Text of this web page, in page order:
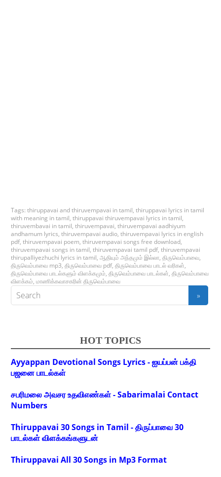
Tags:thiruppavai and thiruvempavai in tamil,thiruppavai lyrics in tamil
with meaning in tamil,thiruppavai thiruvempavai lyrics in tamil,
thiruvembavai in tamil,thiruvempavai,thiruvempavai aadhiyum
andhamum lyrics,thiruvempavai audio,thiruvempavai lyrics in english
pdf,thiruvempavai poem,thiruvempavai songs free download,
thiruvempavai songs in tamil,thiruvempavai tamil pdf,thiruvempavai
thirupalliyezhuchi lyrics in tamil,ஆதியும் அந்தமும் இல்லா,திருவெம்பாவை,
திருவெம்பாவை mp3,திருவெம்பாவை pdf,திருவெம்பாவை பாடல் வரிகள்,
திருவெம்பாவை பாடல்களும் விளக்கமும்,திருவெம்பாவை பாடல்கள்,திருவெம்பாவை
விளக்கம்,மாணிக்கவாசகரின் திருவெம்பாவை
HOT TOPICS
Ayyappan Devotional Songs Lyrics - ஐயப்பன் பக்தி
பஜனை பாடல்கள்
சபரிமலை அவசர உதவிஎண்கள் - Sabarimalai Contact
Numbers
Thiruppavai 30 Songs in Tamil - திருப்பாவை 30
பாடல்கள் விளக்கங்களுடன்
Thiruppavai All 30 Songs in Mp3 Format